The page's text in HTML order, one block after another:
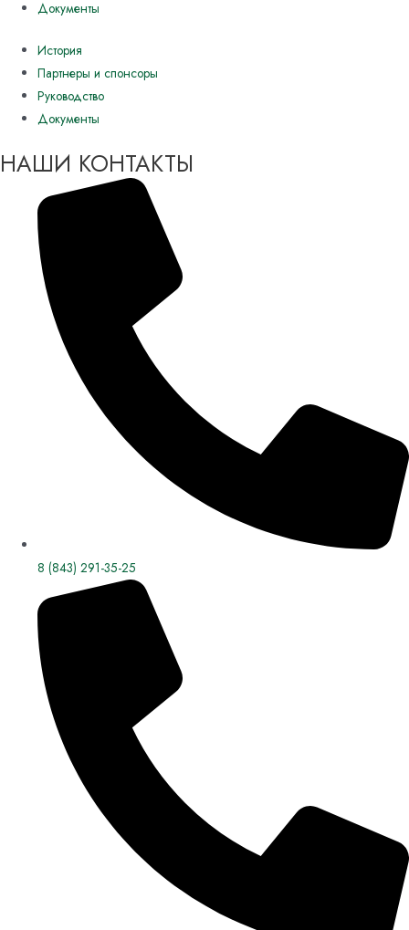
Документы
История
Партнеры и спонсоры
Руководство
Документы
НАШИ КОНТАКТЫ
8 (843) 291-35-25